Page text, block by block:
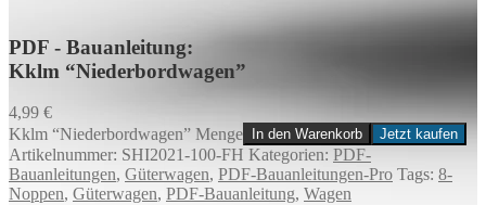
PDF - Bauanleitung:
Kklm “Niederbordwagen”
4,99 €
Kklm “Niederbordwagen” Menge
In den Warenkorb Jetzt kaufen
Artikelnummer: SHI2021-100-FH Kategorien: PDF-
Bauanleitungen, Güterwagen, PDF-Bauanleitungen-Pro Tags: 8-
Noppen, Güterwagen, PDF-Bauanleitung, Wagen